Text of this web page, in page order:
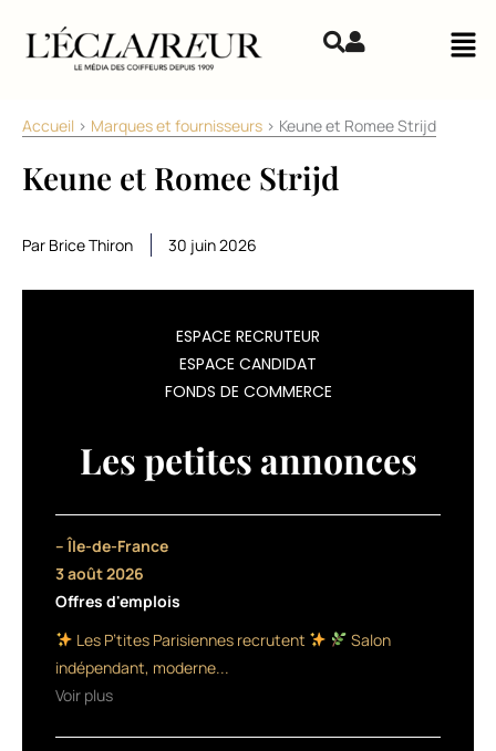
Accueil > Marques et fournisseurs > Keune et Romee Strijd
Keune et Romee Strijd
Par Brice Thiron 30 juin 2026
Keune
appuie
lancement
ses
ESPACE RECRUTEUR
ESPACE CANDIDAT
FONDS DE COMMERCE
Les petites annonces
– Île-de-France
3 août 2026
Offres d'emplois
Les P’tites Parisiennes recrutent
Salon
indépendant, moderne...
Voir plus